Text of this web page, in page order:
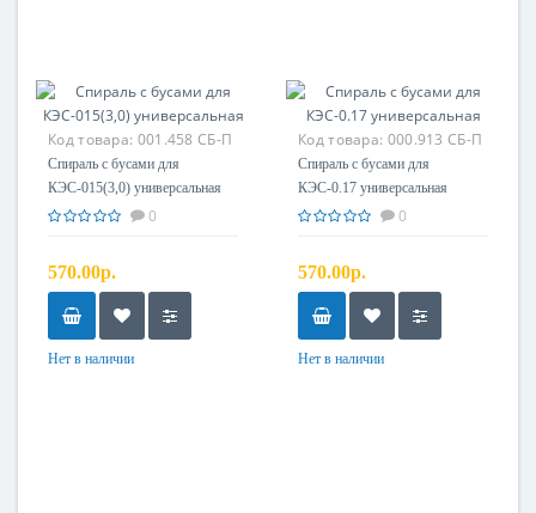
Код товара: 001.458 СБ-П
Спираль с бусами для
КЭС-015(3,0) универсальная
0
570.00р.
Нет в наличии
Код товара: 000.913 СБ-П
Спираль с бусами для
КЭС-0.17 универсальная
0
570.00р.
Нет в наличии